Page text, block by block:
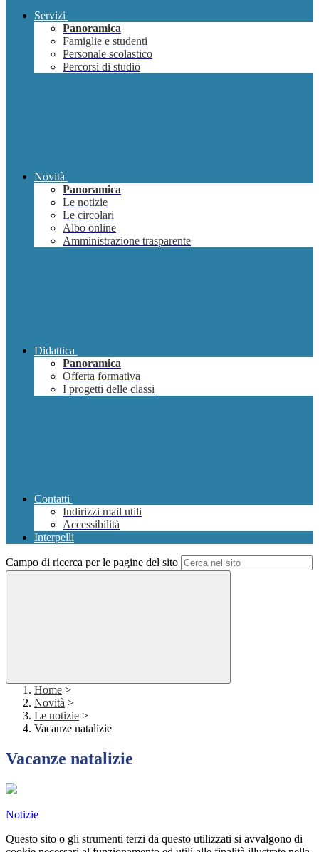
Servizi
Panoramica
Famiglie e studenti
Personale scolastico
Percorsi di studio
Novità
Panoramica
Le notizie
Le circolari
Albo online
Amministrazione trasparente
Didattica
Panoramica
Offerta formativa
I progetti delle classi
Contatti
Indirizzi mail utili
Accessibilità
Interpelli
Campo di ricerca per le pagine del sito
Home >
Novità >
Le notizie >
Vacanze natalizie
Vacanze natalizie
Notizie
Questo sito o gli strumenti terzi da questo utilizzati si avvalgono di